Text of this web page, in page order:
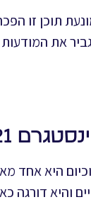
תוכן זו
את
2021
היא אחד